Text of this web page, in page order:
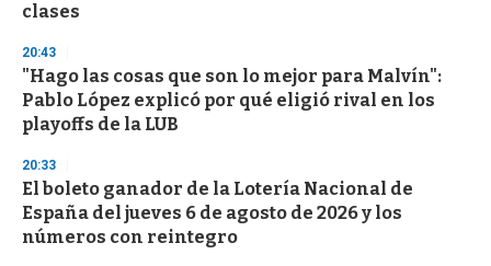
clases
20:43
"Hago las cosas que son lo mejor para Malvín":
Pablo López explicó por qué eligió rival en los
playoffs de la LUB
20:33
El boleto ganador de la Lotería Nacional de
España del jueves 6 de agosto de 2026 y los
números con reintegro